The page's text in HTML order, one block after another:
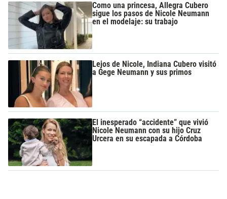
Como una princesa, Allegra Cubero
sigue los pasos de Nicole Neumann
en el modelaje: su trabajo
Lejos de Nicole, Indiana Cubero visitó
a Gege Neumann y sus primos
El inesperado “accidente” que vivió
Nicole Neumann con su hijo Cruz
Urcera en su escapada a Córdoba